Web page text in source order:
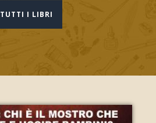
TUTTI I LIBRI